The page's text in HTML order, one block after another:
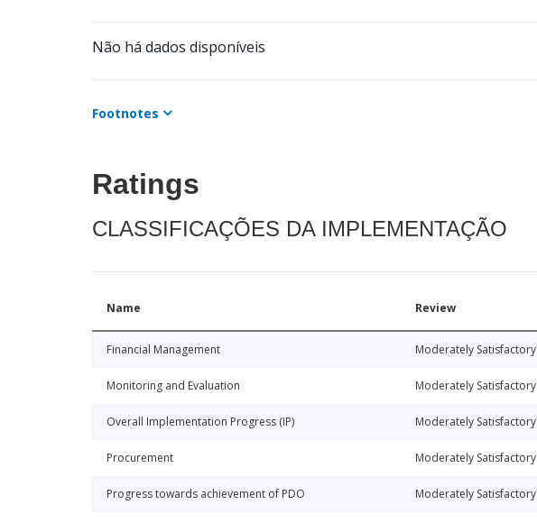
Não há dados disponíveis
Footnotes
Ratings
CLASSIFICAÇÕES DA IMPLEMENTAÇÃO
Name Review
Financial Management Moderately Satisfactory
Monitoring and Evaluation Moderately Satisfactory
Overall Implementation Progress (IP) Moderately Satisfactory
Procurement Moderately Satisfactory
Progress towards achievement of PDO Moderately Satisfactory